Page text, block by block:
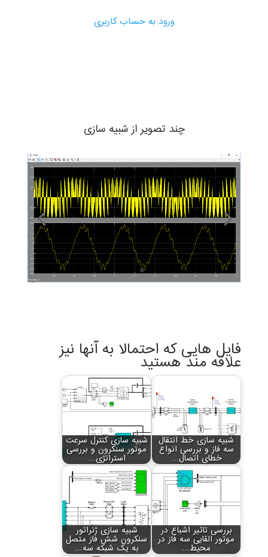
ورود به حساب کاربری
چند تصویر از شبیه سازی
فایل هایی که احتمالا به آنها نیز
علاقه مند هستید
شبیه سازی خط انتقال
سه فاز و بررسی انواع
خطای اتصال…
شبیه سازی کنترل سرعت
موتور سنکرون و بررسی
استراتژی…
بررسی تاثیر اشباع در
موتور القایی سه فاز در
محیط…
شبیه سازی ژنراتور
سنکرون شش فاز متصل
به یک شبکه سه…